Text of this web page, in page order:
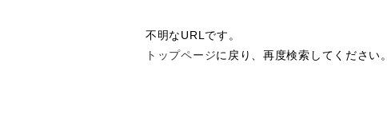
不明なURLです。
トップページに戻り、再度検索してください。